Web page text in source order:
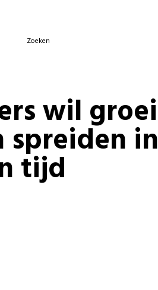
Zoeken
wil groei
in
tijd